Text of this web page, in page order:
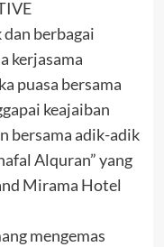
berbagai
kerjasama
puasa bersama
keajaiban
bersama adik-adik
Alquran” yang
Mirama Hotel
mengemas